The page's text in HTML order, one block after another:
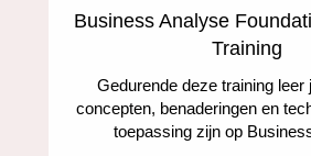
Business Analyse
Training
Gedurende deze training leer
concepten, benaderingen en
toepassing zijn op